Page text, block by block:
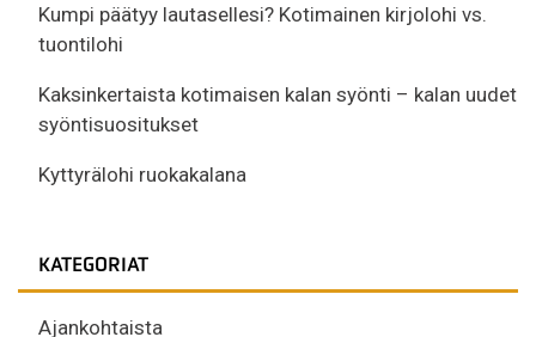
Kumpi päätyy lautasellesi? Kotimainen kirjolohi vs.
tuontilohi
Kaksinkertaista kotimaisen kalan syönti – kalan uudet
syöntisuositukset
Kyttyrälohi ruokakalana
KATEGORIAT
Ajankohtaista